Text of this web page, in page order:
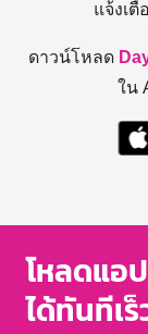
แจ้งเ
ดาวน์โหลด
ใน
โหลดแอ
ได้ทันทีเ